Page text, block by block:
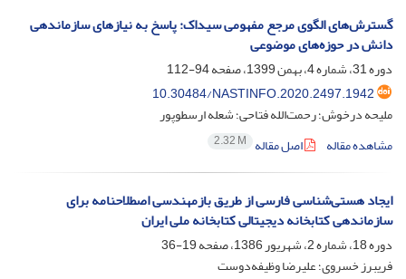
گسترش‌‌‌‌های الگوی مرجع مفهومی سیداک: پاسخ به نیازهای سازماندهی
دانش در حوزه‌‌‌‌های موضوعی
دوره 31، شماره 4، بهمن 1399، صفحه
94-112
10.30484/NASTINFO.2020.2497.1942
ملیحه درخوش؛ رحمت‌الله فتاحی؛ شعله ارسطوپور
مشاهده مقاله
اصل مقاله 2.32 M
ایجاد هستی‌شناسی فارسی از طریق بازمهندسی اصطلاحنامه برای
سازماندهی کتابخانه دیجیتالی کتابخانه ملی ایران
دوره 18، شماره 2، شهریور 1386، صفحه
19-36
فریبرز خسروی؛ علیرضا وظیفه‌دوست